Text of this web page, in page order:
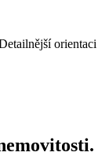
orientaci